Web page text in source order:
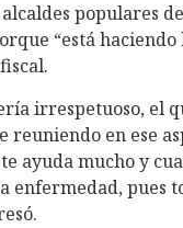
populares
“está haciendo
irrespetuoso, el
reuniendo en ese
ayuda mucho y
enfermedad, pues